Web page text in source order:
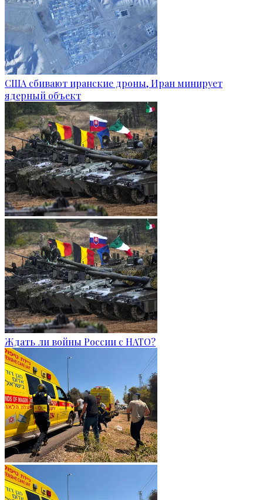
США сбивают иранские дроны, Иран минирует
ядерный объект
Ждать ли войны России с НАТО?